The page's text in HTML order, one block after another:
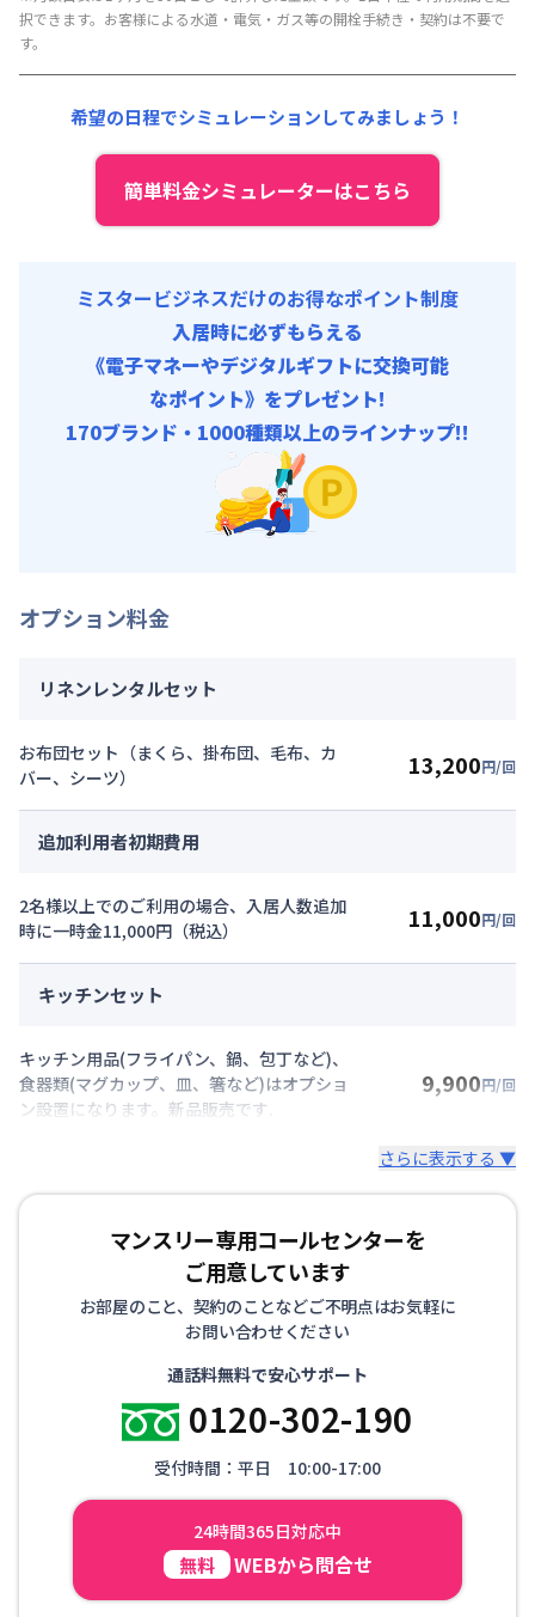
管理費: 15,000円/月 (500円/日)
択できます。お客様による水道・電気・ガス等の開栓手続き・契約は不要で
す。
希望の日程でシミュレーションしてみましょう！
簡単料金シミュレーターはこちら
ミスタービジネスだけのお得なポイント制度
入居時に必ずもらえる
《電子マネーやデジタルギフトに交換可能
なポイント》をプレゼント!
170ブランド・1000種類以上のラインナップ!!
オプション料金
リネンレンタルセット
お布団セット（まくら、掛布団、毛布、カ
バー、シーツ）
13,200円/回
追加利用者初期費用
2名様以上でのご利用の場合、入居人数追加
時に一時金11,000円（税込）
11,000円/回
キッチンセット
キッチン用品(フライパン、鍋、包丁など)、
食器類(マグカップ、皿、箸など)はオプショ
ン設置になります。新品販売です.
9,900円/回
さらに表示する ▼
マンスリー専用コールセンターを
ご用意しています
お部屋のこと、契約のことなどご不明点はお気軽に
お問い合わせください
通話料無料で安心サポート
0120-302-190
受付時間：平日 10:00-17:00
24時間365日対応中
無料 WEBから問合せ